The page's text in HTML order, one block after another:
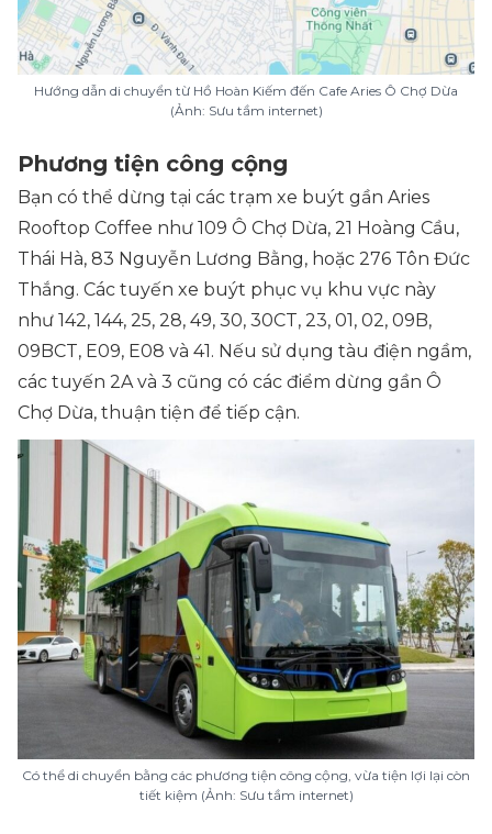
Hướng dẫn di chuyển từ Hồ Hoàn Kiếm đến Cafe Aries Ô Chợ Dừa
(Ảnh: Sưu tầm internet)
Phương tiện công cộng
Bạn có thể dừng tại các trạm xe buýt gần Aries
Rooftop Coffee như 109 Ô Chợ Dừa, 21 Hoàng Cầu,
Thái Hà, 83 Nguyễn Lương Bằng, hoặc 276 Tôn Đức
Thắng. Các tuyến xe buýt phục vụ khu vực này
như 142, 144, 25, 28, 49, 30, 30CT, 23, 01, 02, 09B,
09BCT, E09, E08 và 41. Nếu sử dụng tàu điện ngầm,
các tuyến 2A và 3 cũng có các điểm dừng gần Ô
Chợ Dừa, thuận tiện để tiếp cận.
Có thể di chuyển bằng các phương tiện công cộng, vừa tiện lợi lại còn
tiết kiệm (Ảnh: Sưu tầm internet)